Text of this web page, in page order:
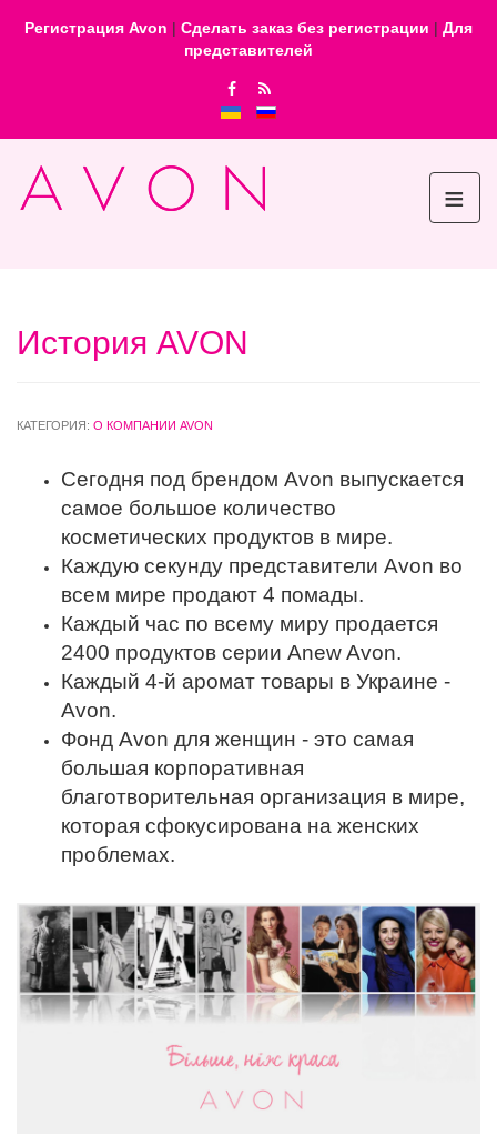
Регистрация Avon | Сделать заказ без регистрации | Для
представителей
≡
История AVON
КАТЕГОРИЯ: О КОМПАНИИ AVON
Cегодня под брендом Avon выпускается
самое большое количество
косметических продуктов в мире.
Каждую секунду представители Avon во
всем мире продают 4 помады.
Каждый час по всему миру продается
2400 продуктов серии Anew Avon.
Каждый 4-й аромат товары в Украине -
Avon.
Фонд Avon для женщин - это самая
большая корпоративная
благотворительная организация в мире,
которая сфокусирована на женских
проблемах.